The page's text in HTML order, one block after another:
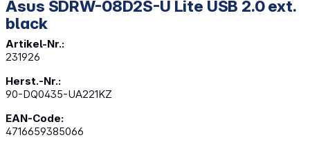
Asus SDRW-08D2S-U Lite USB 2.0 ext.
black
Artikel-Nr.:
231926
Herst.-Nr.:
90-DQ0435-UA221KZ
EAN-Code:
4716659385066